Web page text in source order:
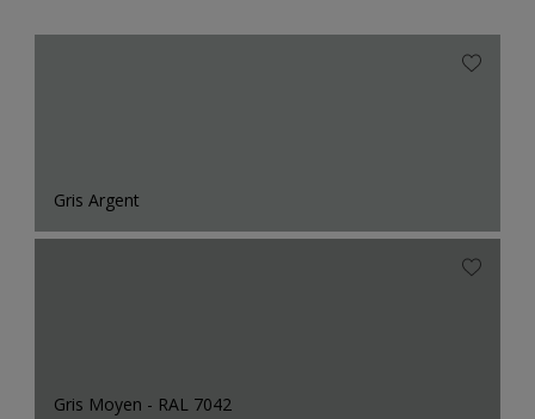
Gris Argent
Gris Moyen - RAL 7042